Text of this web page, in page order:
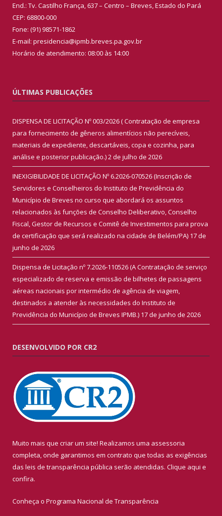
End.: Tv. Castilho França, 637 – Centro – Breves, Estado do Pará
CEP: 68800-000
Fone: (91) 98571-1862
E-mail: presidencia@ipmb.breves.pa.gov.br
Horário de atendimento: 08:00 às 14:00
ÚLTIMAS PUBLICAÇÕES
DISPENSA DE LICITAÇÃO Nº 003/2026 ( Contratação de empresa
para fornecimento de gêneros alimentícios não perecíveis,
materiais de expediente, descartáveis, copa e cozinha, para
análise e posterior publicação.)2 de julho de 2026
INEXIGIBILIDADE DE LICITAÇÃO Nº 6.2026-070526 (Inscrição de
Servidores e Conselheiros do Instituto de Previdência do
Município de Breves no curso que abordará os assuntos
relacionados às funções de Conselho Deliberativo, Conselho
Fiscal, Gestor de Recursos e Comitê de Investimentos para prova
de certificação que será realizado na cidade de Belém/PA) 17 de
junho de 2026
Dispensa de Licitação nº 7.2026-110526 (A Contratação de serviço
especializado de reserva e emissão de bilhetes de passagens
aéreas nacionais por intermédio de agência de viagem,
destinados a atender às necessidades do Instituto de
Previdência do Município de Breves IPMB.) 17 de junho de 2026
DESENVOLVIDO POR CR2
Muito mais que criar um site! Realizamos uma assessoria
completa, onde garantimos em contrato que todas as exigências
das leis de transparência pública serão atendidas. Clique aqui e
confira.
Conheça o Programa Nacional de Transparência